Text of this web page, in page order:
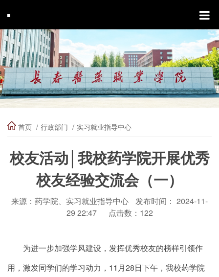
首页 行政部门 实习就业指导中心
校友活动│我校药学院开展优秀
校友经验交流会（一）
来源：药学院、实习就业指导中心
发布时间： 2024-11-
29 22:47
点击数： 122
为进一步加强学风建设，发挥优秀校友的榜样引领作
用，激发同学们的学习动力，11月28日下午，我校药学院